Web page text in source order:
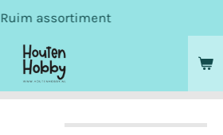
Ruim assortiment